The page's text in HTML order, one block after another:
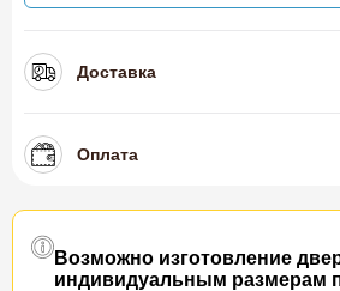
Доставка
Оплата
Возможно изготовление
индивидуальным размерам